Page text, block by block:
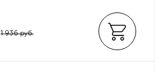
1 936 руб.